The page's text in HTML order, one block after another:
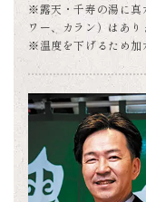
※露天・千寿の湯に真
ワー、カラン）はあり
※温度を下げるため加